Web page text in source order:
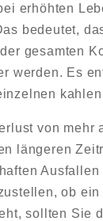
erhöhten
bedeutet,
gesamten
werden. Es
von mehr
längeren
Ausfallen
ob ein
sollten Sie